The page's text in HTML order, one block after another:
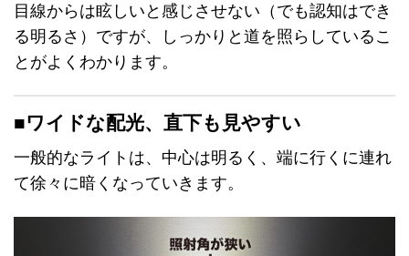
目線からは眩しいと感じさせない（でも認知はでき
る明るさ）ですが、しっかりと道を照らしているこ
とがよくわかります。
■ワイドな配光、直下も見やすい
一般的なライトは、中心は明るく、端に行くに連れ
て徐々に暗くなっていきます。